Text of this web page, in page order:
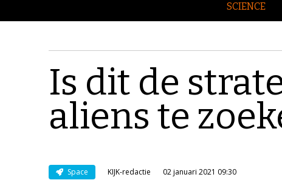
SCIENCE
Is dit de
aliens te
Space KIJK-redactie 02 januari 2021 09:30